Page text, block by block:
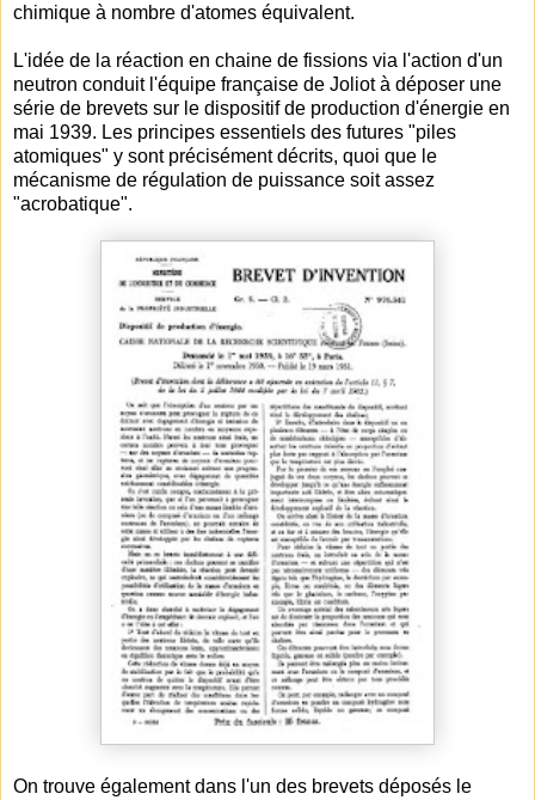
chimique à nombre d'atomes équivalent.
L'idée de la réaction en chaine de fissions via l'action d'un
neutron conduit l'équipe française de Joliot à déposer une
série de brevets sur le dispositif de production d'énergie en
mai 1939. Les principes essentiels des futures "piles
atomiques" y sont précisément décrits, quoi que le
mécanisme de régulation de puissance soit assez
"acrobatique".
On trouve également dans l'un des brevets déposés le